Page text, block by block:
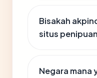
Bisakah
situs
Negara mana